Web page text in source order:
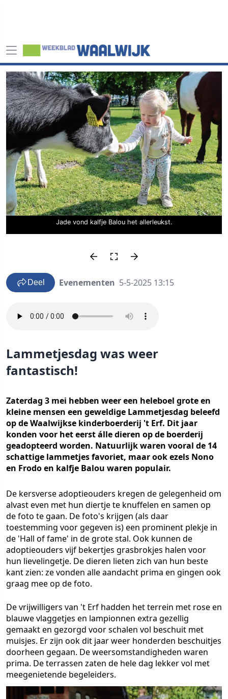
Jade vond kalfje Balou het allerleukst.
Deel Evenementen 5-5-2025 13:15
Lammetjesdag was weer
fantastisch!
Zaterdag 3 mei hebben weer een heleboel grote en
kleine mensen een geweldige Lammetjesdag beleefd
op de Waalwijkse kinderboerderij 't Erf. Dit jaar
konden voor het eerst álle dieren op de boerderij
geadopteerd worden. Natuurlijk waren vooral de 14
schattige lammetjes favoriet, maar ook ezels Nono
en Frodo en kalfje Balou waren populair.
De kersverse adoptieouders kregen de gelegenheid om
alvast even met hun diertje te knuffelen en samen op
de foto te gaan. De foto's krijgen (als daar
toestemming voor gegeven is) een prominent plekje in
de 'Hall of fame' in de grote stal. Ook kunnen de
adoptieouders vijf bekertjes grasbrokjes halen voor
hun lievelingetje. De dieren lieten zich van hun beste
kant zien: ze vonden alle aandacht prima en gingen ook
graag mee op de foto.
De vrijwilligers van 't Erf hadden het terrein met rose en
blauwe vlaggetjes en lampionnen extra gezellig
gemaakt en gezorgd voor schalen vol beschuit met
muisjes. Er zijn ook dit jaar weer honderden beschuitjes
doorheen gegaan. De weersomstandigheden waren
prima. De terrassen zaten de hele dag lekker vol met
meegenietende begeleiders.